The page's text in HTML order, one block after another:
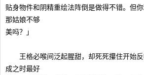
贴身物件和阴精重绘法阵倒是做得不错。但
那姑娘不够
美吗？」
王格必喉间泛起腥甜，却死死攥住开始反
成之时最好